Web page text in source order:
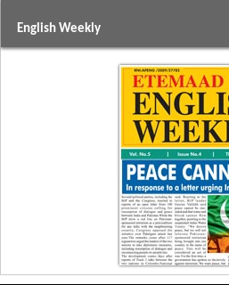
English Weekly